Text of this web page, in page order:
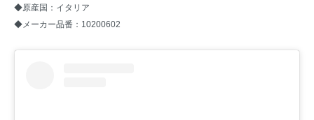
◆原産国：イタリア
◆メーカー品番：10200602